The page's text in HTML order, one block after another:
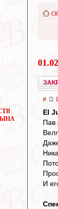
#
El
Пав
И